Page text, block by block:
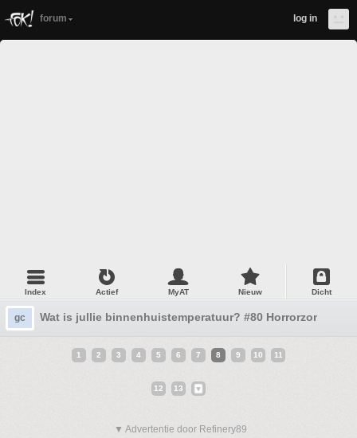
forum log in
Index Actief MyAT Nieuw Dicht
gc Wat is jullie binnenhuistemperatuur? #80 Horrorzomer
1 2 3 4 5 6 7 8 9 10 11
12 13
▼ Advertentie door Refinery89